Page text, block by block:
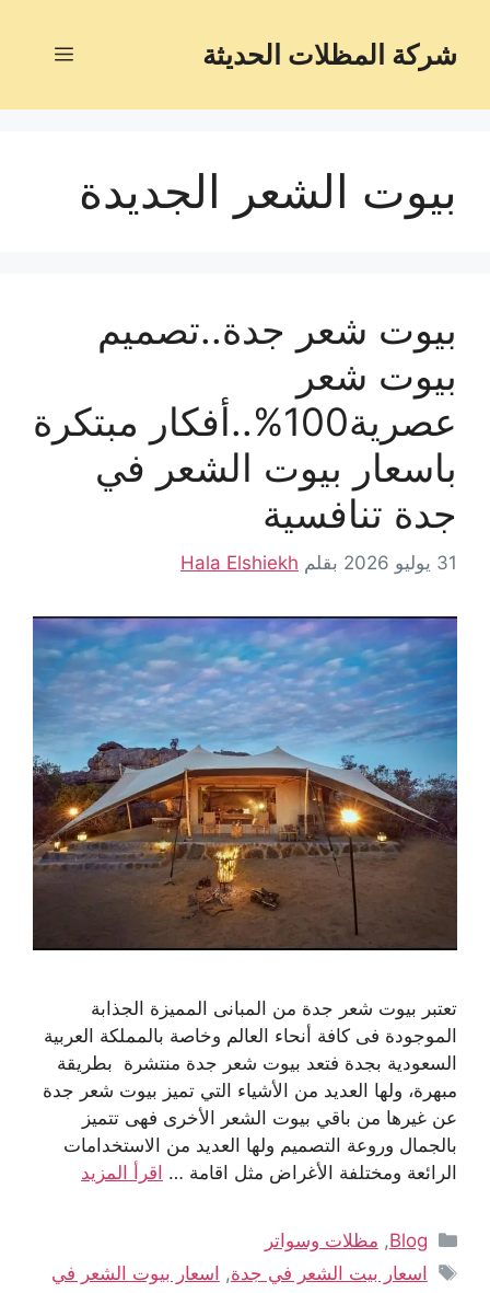
شركة المظلات الحديثة
بيوت الشعر الجديدة
بيوت شعر جدة..تصميم
بيوت شعر
عصرية100%..أفكار مبتكرة
باسعار بيوت الشعر في
جدة تنافسية
31 يوليو 2026 بقلم Hala Elshiekh
تعتبر بيوت شعر جدة من المبانى المميزة الجذابة
الموجودة فى كافة أنحاء العالم وخاصة بالمملكة العربية
السعودية بجدة فتعد بيوت شعر جدة منتشرة بطريقة
مبهرة، ولها العديد من الأشياء التي تميز بيوت شعر جدة
عن غيرها من باقي بيوت الشعر الأخرى فهى تتميز
بالجمال وروعة التصميم ولها العديد من الاستخدامات
الرائعة ومختلفة الأغراض مثل اقامة … اقرأ المزيد
Blog
, مظلات وسواتر
اسعار بيت الشعر في جدة, اسعار بيوت الشعر في